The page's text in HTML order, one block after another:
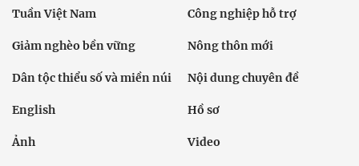
Tuần Việt Nam Công nghiệp hỗ trợ
Giảm nghèo bền vững Nông thôn mới
Dân tộc thiểu số và miền núi Nội dung chuyên đề
English Hồ sơ
Ảnh Video